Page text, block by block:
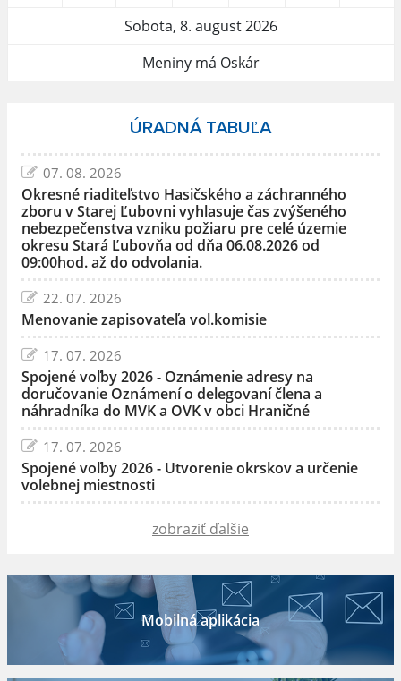
Sobota, 8. august 2026
Meniny má Oskár
ÚRADNÁ TABUĽA
07. 08. 2026
Okresné riaditeľstvo Hasičského a záchranného
zboru v Starej Ľubovni vyhlasuje čas zvýšeného
nebezpečenstva vzniku požiaru pre celé územie
okresu Stará Ľubovňa od dňa 06.08.2026 od
09:00hod. až do odvolania.
22. 07. 2026
Menovanie zapisovateľa vol.komisie
17. 07. 2026
Spojené voľby 2026 - Oznámenie adresy na
doručovanie Oznámení o delegovaní člena a
náhradníka do MVK a OVK v obci Hraničné
17. 07. 2026
Spojené voľby 2026 - Utvorenie okrskov a určenie
volebnej miestnosti
zobraziť ďalšie
Mobilná aplikácia